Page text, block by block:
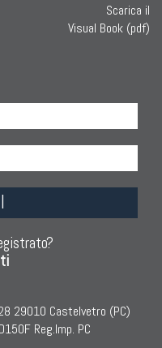
Scarica il
Visual Book (pdf)
29010 Castelvetro (PC)
Reg.Imp. PC